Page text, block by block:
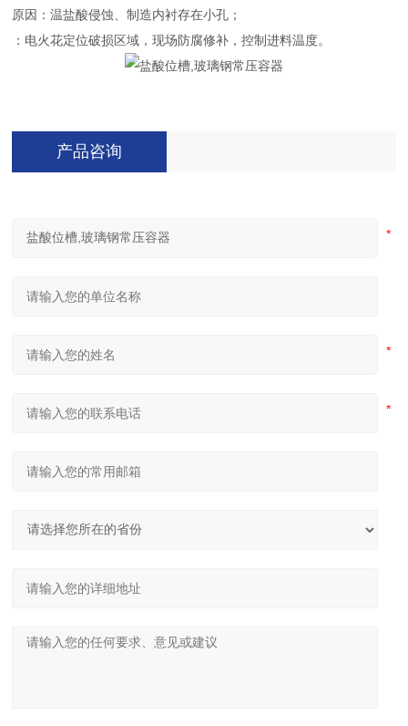
原因：温盐酸侵蚀、制造内衬存在小孔；
：电火花定位破损区域，现场防腐修补，控制进料温度。
产品咨询